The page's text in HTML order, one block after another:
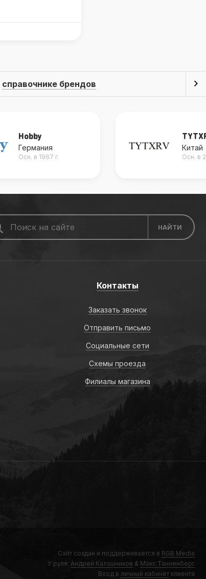
справочнике брендов
Hobby
Германия
Осн. в 1967 г.
Китай
Осн. в
Контакты
Заказать звонок
Отправить письмо
Социальные сети
Схемы проезда
Филиалы магазина
Сайт создан и поддерживается в RGB Media
У руля: Андрей Калашников & Макс Танненберг
Вход в личный кабинетклиента